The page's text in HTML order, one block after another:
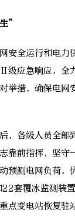
”
全运行和电力
级应急响应，
举措，确保电
各级人员全部
靠前指挥，坚
预测电网负荷
套覆冰监测装
点变电站恢复驻